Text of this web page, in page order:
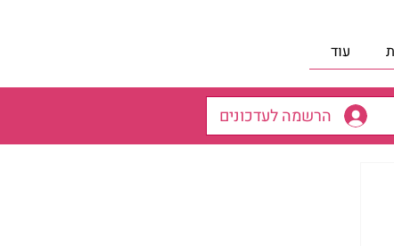
עוד
הרשמה לעדכונים